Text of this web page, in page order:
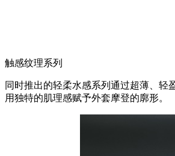
触感纹理系列
同时推出的轻柔水感系列通过超薄、轻
用独特的肌理感赋予外套摩登的廓形。